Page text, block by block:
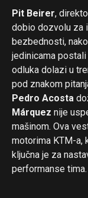
Pit Beirer,
dobio dozvolu za
bezbednosti,
jedinicama
odluka dolazi u
pod znakom
Pedro Acosta
Márquez nije
mašinom. Ova
motorima KTM-a,
ključna je za
performanse tima.